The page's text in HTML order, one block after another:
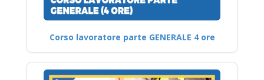
Corso lavoratore parte GENERALE 4 ore